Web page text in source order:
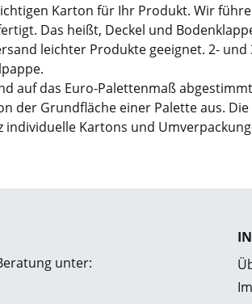
Karton für Ihr Produkt. Wir
Das heißt, Deckel und
leichter Produkte geeignet. 2-
auf das Euro-Palettenmaß
der Grundfläche einer Palette aus.
individuelle Kartons und
unter: